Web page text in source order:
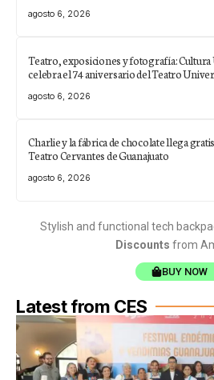
agosto 6, 2026
Teatro, exposiciones y fotografía: Cultura
celebra el 74 aniversario del Teatro
agosto 6, 2026
Charlie y la fábrica de chocolate llega
Teatro Cervantes de Guanajuato
agosto 6, 2026
Stylish and functional tech
Discounts from
BUY NOW
Latest from CES